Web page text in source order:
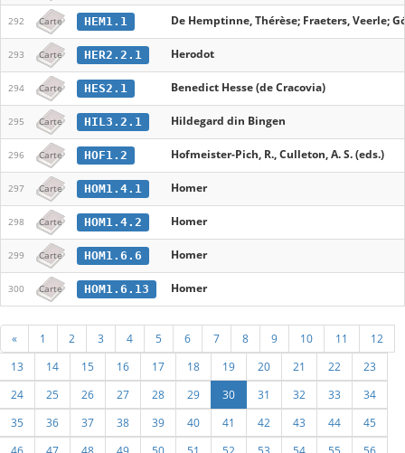
292 Carte HEM1.1 De Hemptinne, Thérèse; Fraeters, Veerle;
293 Carte HER2.2.1 Herodot
294 Carte HES2.1 Benedict Hesse (de Cracovia)
295 Carte HIL3.2.1 Hildegard din Bingen
296 Carte HOF1.2 Hofmeister-Pich, R., Culleton, A. S. (eds.)
297 Carte HOM1.4.1 Homer
298 Carte HOM1.4.2 Homer
299 Carte HOM1.6.6 Homer
300 Carte HOM1.6.13 Homer
« 1 2 3 4 5 6 7 8 9 10 11
12
13
14 15 16 17 18 19 20 21 22
23
24
25 26 27 28 29 30 31 32 33
34
35
36 37 38 39 40 41 42 43 44
45